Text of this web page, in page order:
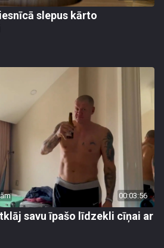
slepus kārto
00:03:56
savu īpašo līdzekli cīņai ar